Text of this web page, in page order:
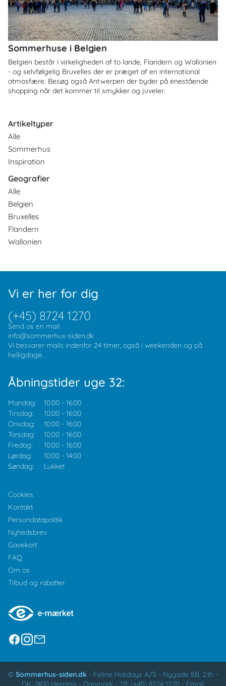
Sommerhuse i Belgien
Belgien består i virkeligheden af to lande, Flandern og Wallonien
- og selvfølgelig Bruxelles der er præget af en international
atmosfære. Besøg også Antwerpen der byder på enestående
shopping når det kommer til smykker og juveler.
Artikeltyper
Alle
Sommerhus
Inspiration
Geografier
Alle
Belgien
Bruxelles
Flandern
Wallonien
Vi er her for dig
(+45) 8724 1270
Send os en mail:
info@sommerhus-siden.dk
Vi besvarer mails indenfor 24 timer, også i weekenden og på
helligdage.
Åbningstider uge 32:
Mandag: 10:00 - 16:00
Tirsdag:
10:00 - 16:00
Onsdag:
10:00 - 16:00
Torsdag:
10:00 - 16:00
Fredag:
10:00 - 16:00
Lørdag:
10:00 - 14:00
Søndag:
Lukket
Cookies
Kontakt
Persondatapolitik
Nyhedsbrev
Gavekort
FAQ
Om os
Tilbud og rabatter
© Sommerhus-siden.dk - Feline Holidays A/S - Nygade 8B, 2.th -
DK-7400 Herning - Danmark - Tlf: (+45) 8724 1270- Email: